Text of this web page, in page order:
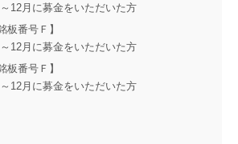
12月に募金をいただいた方
板番号Ｆ】
12月に募金をいただいた方
板番号Ｆ】
12月に募金をいただいた方